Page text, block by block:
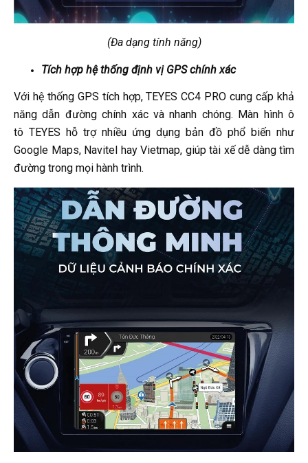
(Đa dạng tính năng)
Tích hợp hệ thống định vị GPS chính xác
Với hệ thống GPS tích hợp, TEYES CC4 PRO cung cấp khả
năng dẫn đường chính xác và nhanh chóng. Màn hình ô
tô TEYES hỗ trợ nhiều ứng dụng bản đồ phổ biến như
Google Maps, Navitel hay Vietmap, giúp tài xế dễ dàng tìm
đường trong mọi hành trình.